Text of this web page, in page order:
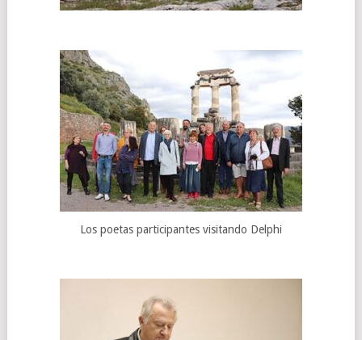
Los poetas participantes visitando Delphi